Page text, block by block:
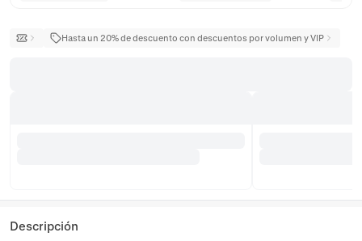
Hasta un 20% de descuento con descuentos por volumen y VIP
Descripción